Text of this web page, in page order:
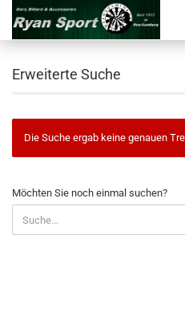
Erweiterte Suche
Die Suche ergab keine genauen
MÖCHTEN
SIE
NOCH
EINMAL
Möchten Sie noch einmal suchen?